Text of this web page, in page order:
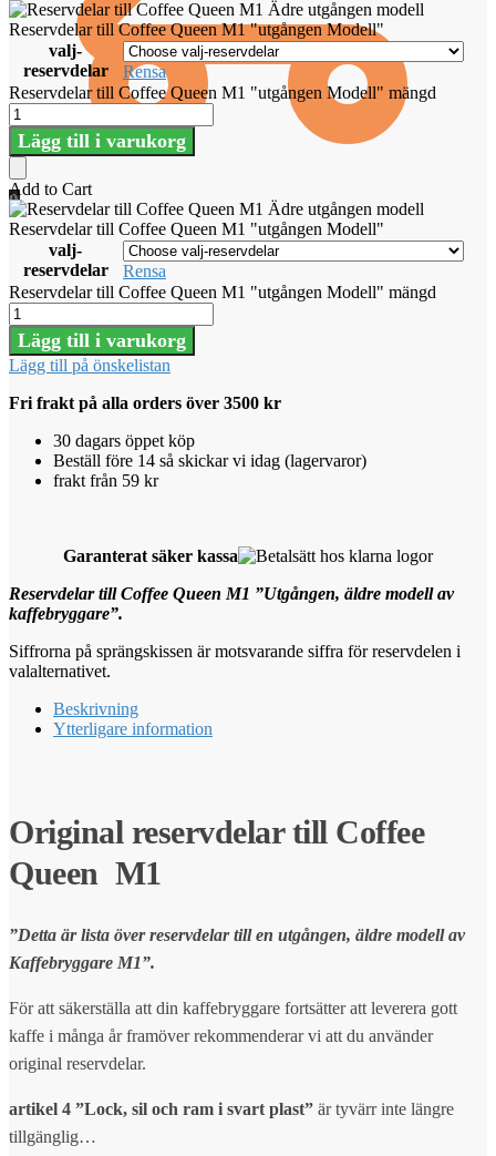
0
Reservdelar till Coffee Queen M1 "utgången Modell"
valj-
reservdelar
Rensa
Reservdelar till Coffee Queen M1 "utgången Modell" mängd
Lägg till i varukorg
Add to Cart
Reservdelar till Coffee Queen M1 "utgången Modell"
valj-
reservdelar
Rensa
Reservdelar till Coffee Queen M1 "utgången Modell" mängd
Lägg till i varukorg
Lägg till på önskelistan
Fri frakt på alla orders över 3500 kr
30 dagars öppet köp
Beställ före 14 så skickar vi idag (lagervaror)
frakt från 59 kr
Garanterat säker kassa
Reservdelar till Coffee Queen M1 ”Utgången, äldre modell av
kaffebryggare”.
Siffrorna på sprängskissen är motsvarande siffra för reservdelen i
valalternativet.
Beskrivning
Ytterligare information
Original reservdelar till Coffee
Queen M1
”Detta är lista över reservdelar till en utgången, äldre modell av
Kaffebryggare M1”.
För att säkerställa att din kaffebryggare fortsätter att leverera gott
kaffe i många år framöver rekommenderar vi att du använder
original reservdelar.
artikel 4 ”Lock, sil och ram i svart plast” är tyvärr inte längre
tillgänglig…